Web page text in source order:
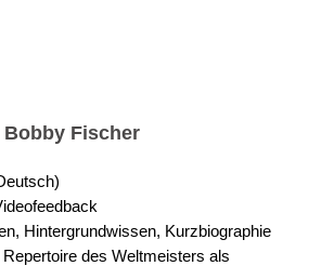
Bobby Fischer
Hintergrundwissen, Kurzbiographie
des Weltmeisters als